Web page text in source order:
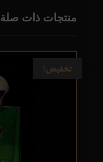
منتجات ذات صلة
تخفيض!